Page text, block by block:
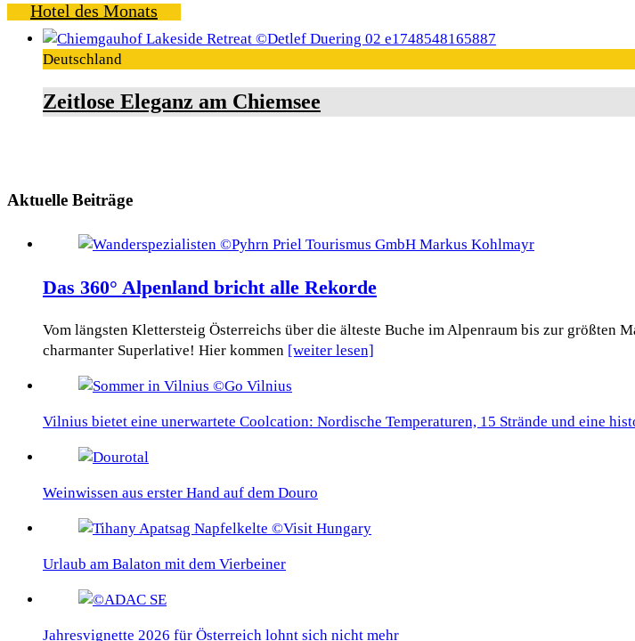
Hotel des Monats
Deutschland
Zeitlose Eleganz am Chiemsee
Aktuelle Beiträge
Das 360° Alpenland bricht alle Rekorde
Vom längsten Klettersteig Österreichs über die älteste Buche im Alpenraum bis zur größten
charmanter Superlative! Hier kommen [weiter lesen]
Vilnius bietet eine unerwartete Coolcation: Nordische Temperaturen, 15 Strände und eine
Weinwissen aus erster Hand auf dem Douro
Urlaub am Balaton mit dem Vierbeiner
Jahresvignette 2026 für Österreich lohnt sich nicht mehr